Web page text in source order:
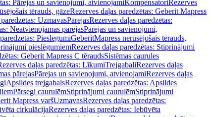
Pārejas un savienojumi, atvienojamiKompensatoriRezerves
tērauds, gāzeRezerves daļas paredzētas: Geberit Mapress
UzmavasPārejasRezerves daļas paredzētas:
Neatvienojamas pārejasPārejas un savienojumi,
PieslēgumiGeberitMapress nerūsējošais tērauds,
pieslēgumiemRezerves daļas paredzētas: Stiprinājumi
Geberit Mapress C tēraudsSistēmas caurules
daļas paredzētas: LīkumiTrejgabaliRezerves daļas
pārejasPārejas un savienojumi, atvienojamiRezerves daļas
Apsildes trejgabalsRezerves daļas paredzētas: Apsildes
Pārsegi caurulēmStiprinājumi caurulēmStiprinājumi
Mapress varšUzmavasRezerves daļas paredzētas:
cirkulācijaRezerves daļas paredzētas: Iebūvēta